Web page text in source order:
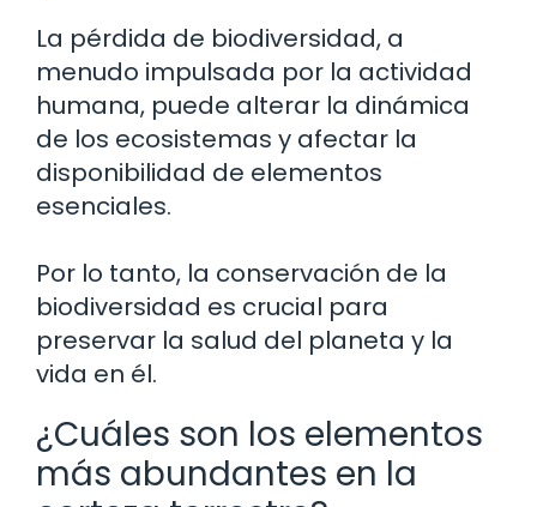
La pérdida de biodiversidad, a
menudo impulsada por la actividad
humana, puede alterar la dinámica
de los ecosistemas y afectar la
disponibilidad de elementos
esenciales.
Por lo tanto, la conservación de la
biodiversidad es crucial para
preservar la salud del planeta y la
vida en él.
¿Cuáles son los elementos
más abundantes en la